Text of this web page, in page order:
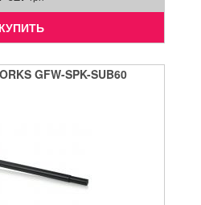
КУПИТЬ
GFW-SPK-SUB60